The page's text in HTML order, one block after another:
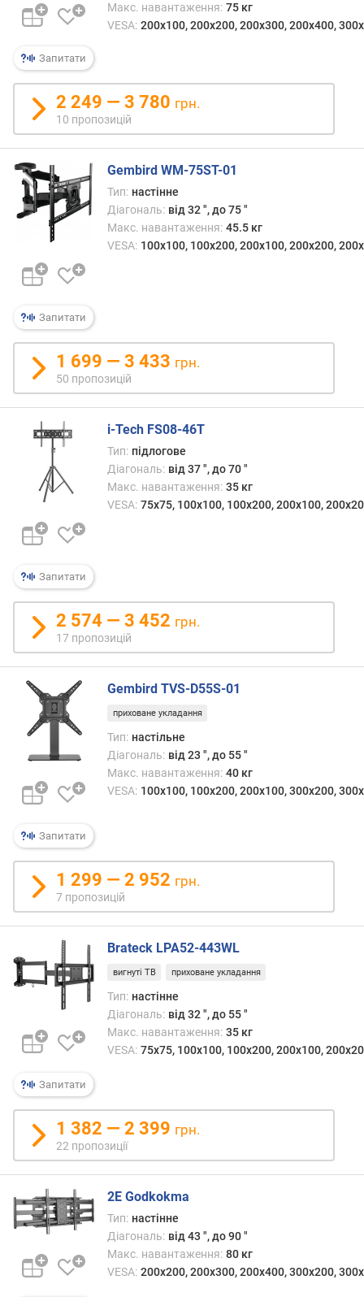
я
м
(
)
в
с
у
ш
у
л
я
и
т
.
з
а
к
р
т
і
в
і
д
д
л
е
н
я
ш
)
м
і
н
і
а
л
а
в
д
с
а
і
д
т
і
Запитати
Макс. навантаження: 75 кг
VESA: 200x100, 200x200, 200х300, 200x400,
2 249 — 3 780 грн.
10 пропозицій
Запитати
Gembird WM-75ST-01
Тип: настінне
Діагональ: від 32 ", до 75 "
Макс. навантаження: 45.5 кг
VESA: 100x100, 100x200, 200x100, 200x200,
1 699 — 3 433 грн.
50 пропозицій
Запитати
i-Tech FS08-46T
Тип: підлогове
Діагональ: від 37 ", до 70 "
Макс. навантаження: 35 кг
VESA: 75x75, 100x100, 100x200, 200x100,
2 574 — 3 452 грн.
17 пропозицій
Запитати
Gembird TVS-D55S-01
приховане укладання
Тип: настільне
Діагональ: від 23 ", до 55 "
Макс. навантаження: 40 кг
VESA: 100x100, 100x200, 200x100, 300x200,
1 299 — 2 952 грн.
7 пропозицій
Запитати
Brateck LPA52-443WL
вигнуті ТВ приховане укладання
Тип: настінне
Діагональ: від 32 ", до 55 "
Макс. навантаження: 35 кг
VESA: 75x75, 100x100, 100x200, 200x100,
1 382 — 2 399 грн.
22 пропозиції
2E Godkokma
Тип: настінне
Діагональ: від 43 ", до 90 "
Макс. навантаження: 80 кг
VESA: 200x200, 200х300, 200x400, 300x200,